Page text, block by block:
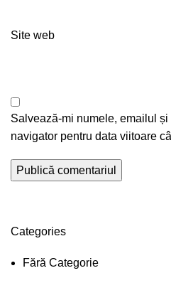
Site web
Salvează-mi numele, emailul
navigator pentru data viitoare
Categories
Fără Categorie